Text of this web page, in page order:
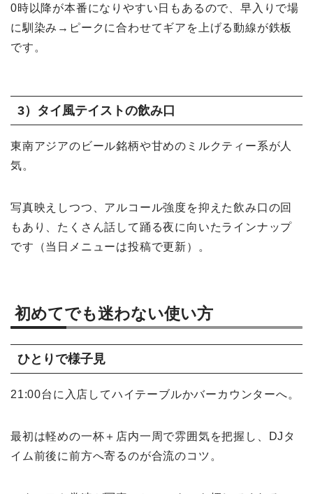
0時以降が本番になりやすい日もあるので、早入りで場
に馴染み→ピークに合わせてギアを上げる動線が鉄板
です。
3）タイ風テイストの飲み口
東南アジアのビール銘柄や甘めのミルクティー系が人
気。
写真映えしつつ、アルコール強度を抑えた飲み口の回
もあり、たくさん話して踊る夜に向いたラインナップ
です（当日メニューは投稿で更新）。
初めてでも迷わない使い方
ひとりで様子見
21:00台に入店してハイテーブルかバーカウンターへ。
最初は軽めの一杯＋店内一周で雰囲気を把握し、DJタ
イム前後に前方へ寄るのが合流のコツ。